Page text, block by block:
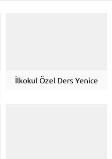
İlkokul Özel Ders Yenice